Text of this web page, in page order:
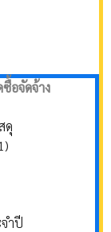
อจัดจ้าง
ดุ
ำปี